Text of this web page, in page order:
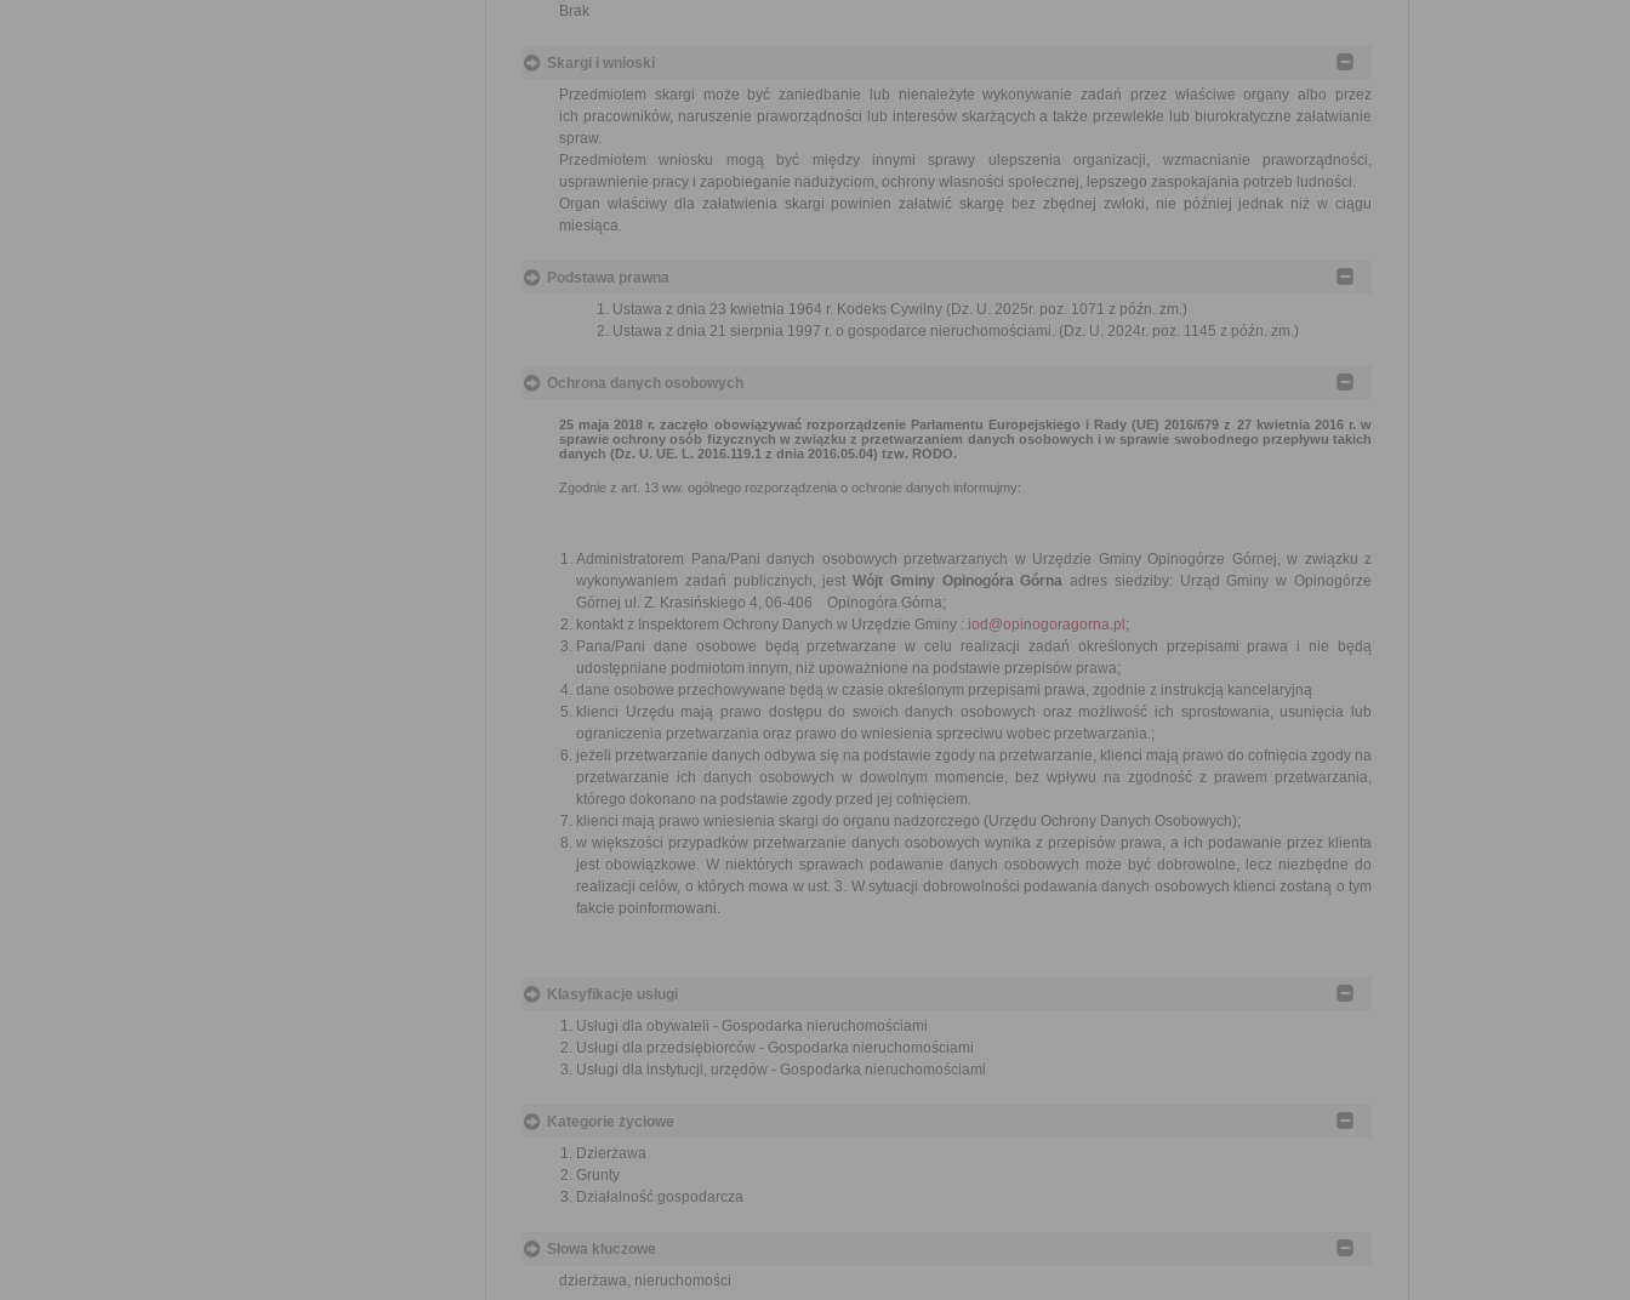
Brak
Skargi i wnioski
Przedmiotem skargi może być zaniedbanie lub nienależyte wykonywanie zadań przez właściwe organy albo przez
ich pracowników, naruszenie praworządności lub interesów skarżących a także przewlekłe lub biurokratyczne załatwianie
spraw.
Przedmiotem wniosku mogą być między innymi sprawy ulepszenia organizacji, wzmacnianie praworządności,
usprawnienie pracy i zapobieganie nadużyciom, ochrony własności społecznej, lepszego zaspokajania potrzeb ludności.
Organ właściwy dla załatwienia skargi powinien załatwić skargę bez zbędnej zwłoki, nie później jednak niż w ciągu
miesiąca.
Podstawa prawna
Ustawa z dnia 23 kwietnia 1964 r. Kodeks Cywilny (Dz. U. 2025r. poz. 1071 z późn. zm.)
Ustawa z dnia 21 sierpnia 1997 r. o gospodarce nieruchomościami. (Dz. U. 2024r. poz. 1145 z późn. zm.)
Ochrona danych osobowych
25 maja 2018 r. zaczęło obowiązywać rozporządzenie Parlamentu Europejskiego i Rady (UE) 2016/679 z 27 kwietnia 2016 r. w
sprawie ochrony osób fizycznych w związku z przetwarzaniem danych osobowych i w sprawie swobodnego przepływu takich
danych (Dz. U. UE. L. 2016.119.1 z dnia 2016.05.04) tzw. RODO.
Zgodnie z art. 13 ww. ogólnego rozporządzenia o ochronie danych informujmy:
Administratorem Pana/Pani danych osobowych przetwarzanych w Urzędzie Gminy Opinogórze Górnej, w związku z
wykonywaniem zadań publicznych, jestWójt Gminy Opinogóra Górna adres siedziby: Urząd Gminy w Opinogórze
Górnej ul. Z. Krasińskiego 4, 06-406 Opinogóra Górna;
kontakt z Inspektorem Ochrony Danych w Urzędzie Gminy : iod@opinogoragorna.pl ;
Pana/Pani dane osobowe będą przetwarzane w celu realizacji zadań określonych przepisami prawa i nie będą
udostępniane podmiotom innym, niż upoważnione na podstawie przepisów prawa;
dane osobowe przechowywane będą w czasie określonym przepisami prawa, zgodnie z instrukcją kancelaryjną
klienci Urzędu mają prawo dostępu do swoich danych osobowych oraz możliwość ich sprostowania, usunięcia lub
ograniczenia przetwarzania oraz prawo do wniesienia sprzeciwu wobec przetwarzania.;
jeżeli przetwarzanie danych odbywa się na podstawie zgody na przetwarzanie, klienci mają prawo do cofnięcia zgody na
przetwarzanie ich danych osobowych w dowolnym momencie, bez wpływu na zgodność z prawem przetwarzania,
którego dokonano na podstawie zgody przed jej cofnięciem.
klienci mają prawo wniesienia skargi do organu nadzorczego (Urzędu Ochrony Danych Osobowych);
w większości przypadków przetwarzanie danych osobowych wynika z przepisów prawa, a ich podawanie przez klienta
jest obowiązkowe. W niektórych sprawach podawanie danych osobowych może być dobrowolne, lecz niezbędne do
realizacji celów, o których mowa w ust. 3. W sytuacji dobrowolności podawania danych osobowych klienci zostaną o tym
fakcie poinformowani.
Klasyfikacje usługi
Usługi dla obywateli - Gospodarka nieruchomościami
Usługi dla przedsiębiorców - Gospodarka nieruchomościami
Usługi dla instytucji, urzędów - Gospodarka nieruchomościami
Kategorie życiowe
Dzierżawa
Grunty
Działalność gospodarcza
Słowa kluczowe
dzierżawa, nieruchomości